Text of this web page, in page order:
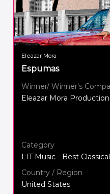
Eleazar Mora
Espumas
Winner/ Winner's
Eleazar Mora
Category
LIT Music - Best
Country / Region
United States